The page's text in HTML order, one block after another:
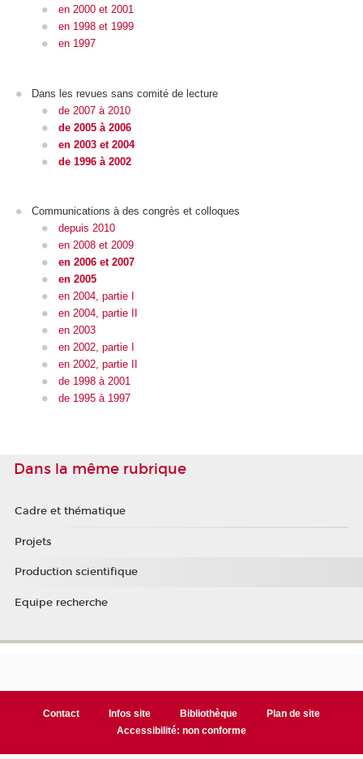
en 2000 et 2001
en 1998 et 1999
en 1997
Dans les revues sans comité de lecture
de 2007 à 2010
de 2005 à 2006
en 2003 et 2004
de 1996 à 2002
Communications à des congrès et colloques
depuis 2010
en 2008 et 2009
en 2006 et 2007
en 2005
en 2004, partie I
en 2004, partie II
en 2003
en 2002, partie I
en 2002, partie II
de 1998 à 2001
de 1995 à 1997
Dans la même rubrique
Cadre et thématique
Projets
Production scientifique
Equipe recherche
Contact Infos site Bibliothèque
Plan de site
Accessibilité: non conforme